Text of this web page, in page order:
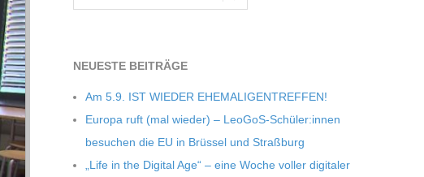
NEU­ESTE BEITRÄGE
Am 5.9. IST WIEDER EHEMALIGENTREFFEN!
Europa ruft (mal wie­der) – LeoGoS-Schüler:innen
besu­chen die EU in Brüs­sel und Straßburg
„Life in the Digi­tal Age“ – eine Woche vol­ler digi­ta­ler